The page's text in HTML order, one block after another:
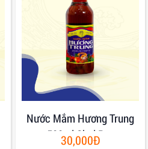
Nước Mắm Hương Trung
500ml Chai Pet
30,000Đ